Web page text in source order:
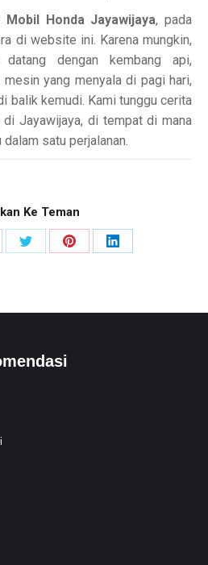
Mobil Honda Jayawijaya, pada
di website ini. Karena mungkin,
dengan kembang api,
yang menyala di pagi hari,
balik kemudi. Kami tunggu cerita
Jayawijaya, di tempat di mana
satu perjalanan.
Ke Teman
Share
Share
Share